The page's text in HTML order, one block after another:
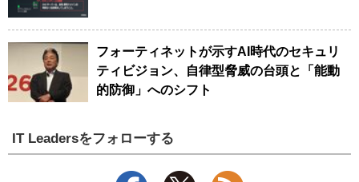
フォーティネットが示すAI時代のセキュリ
ティビジョン、自律型脅威の台頭と「能動
的防御」へのシフト
IT Leadersをフォローする